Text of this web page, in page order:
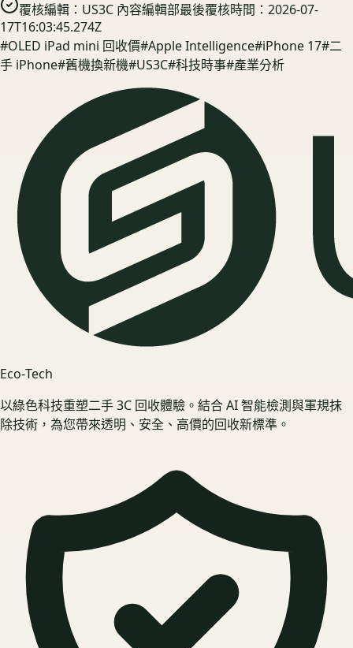
覆核編輯： US3C 內容編輯部最後覆核時間： 2026-07-
17T16:03:45.274Z
#OLED iPad mini 回收價#Apple Intelligence#iPhone 17#二
手 iPhone#舊機換新機#US3C#科技時事#產業分析
Eco‑Tech
以綠色科技重塑二手 3C 回收體驗。結合 AI 智能檢測與軍規抹
除技術，為您帶來透明、安全、高價的回收新標準。